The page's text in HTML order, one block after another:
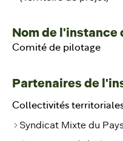
Nom de l'instance
Comité de pilotage
Partenaires de
Collectivités
Syndicat Mixte du